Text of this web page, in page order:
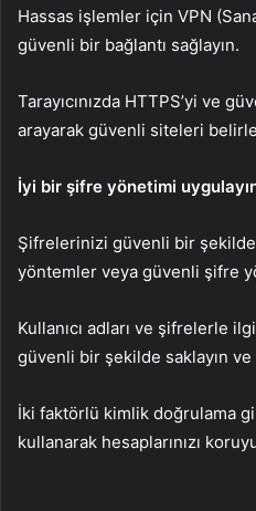
Hassas işlemler için VPN
güvenli bir bağlantı sağlayın.
Tarayıcınızda HTTPS’yi ve
arayarak güvenli siteleri
İyi bir şifre yönetimi
Şifrelerinizi güvenli bir şekilde
yöntemler veya güvenli şifre
Kullanıcı adları ve şifrelerle
güvenli bir şekilde saklayın ve
İki faktörlü kimlik doğrulama
kullanarak hesaplarınızı